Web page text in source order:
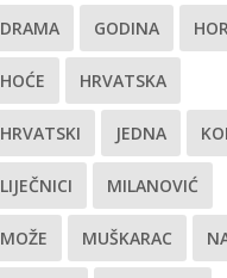
DRAMA GODINA
HOĆE HRVATSKA
HRVATSKI JEDNA
LIJEČNICI MILANOVIĆ
MOŽE MUŠKARAC